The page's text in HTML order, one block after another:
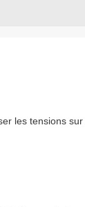
les tensions